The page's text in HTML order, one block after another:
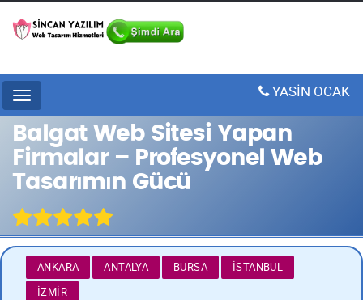
Menu YASİN OCAK
Balgat Web Sitesi Yapan
Firmalar – Profesyonel Web
Tasarımın Gücü
ANKARA ANTALYA BURSA
İSTANBUL
İZMIR